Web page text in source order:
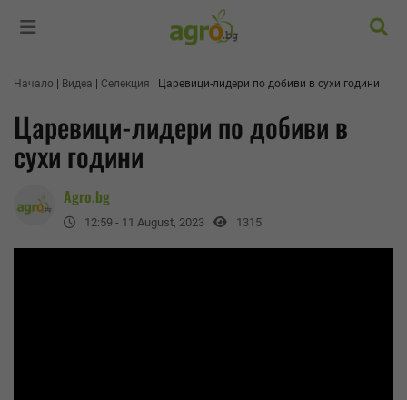
Начало Видеа Селекция Царевици-лидери по добиви в сухи години
Царевици-лидери по добиви в
сухи години
Agro.bg
12:59 - 11 August, 2023 1315